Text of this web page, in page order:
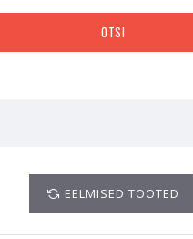
OTSI
EELMISED TOOTED